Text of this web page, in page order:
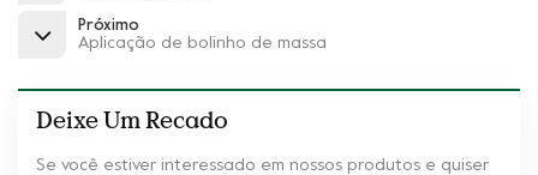
Próximo
Aplicação de bolinho de massa
Deixe Um Recado
Se você estiver interessado em nossos produtos e quiser